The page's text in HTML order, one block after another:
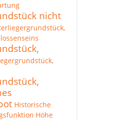
nicht
Historische
Höhe